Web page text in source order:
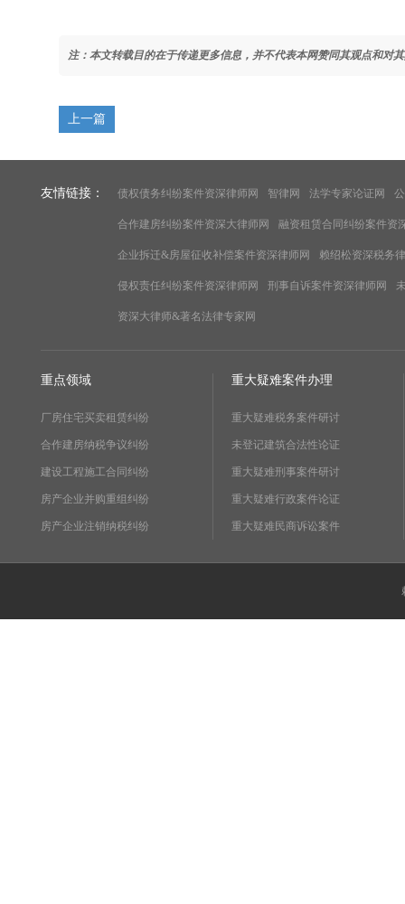
注：本文转载目的在于传递更多信息，并不代表本网赞同其观点和对
上一篇
友情链接： 债权债务纠纷案件资深律师网 智律网 法学专家论证网
合作建房纠纷案件资深大律师网 融资租赁合同纠纷案件资
企业拆迁&房屋征收补偿案件资深律师网 赖绍松资深税务
侵权责任纠纷案件资深律师网 刑事自诉案件资深律师网
资深大律师&著名法律专家网
重点领域
厂房住宅买卖租赁纠纷
合作建房纳税争议纠纷
建设工程施工合同纠纷
房产企业并购重组纠纷
房产企业注销纳税纠纷
重大疑难案件办理
重大疑难税务案件研讨
未登记建筑合法性论证
重大疑难刑事案件研讨
重大疑难行政案件论证
重大疑难民商诉讼案件